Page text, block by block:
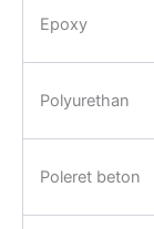
Epoxy
Polyurethan
Poleret beton